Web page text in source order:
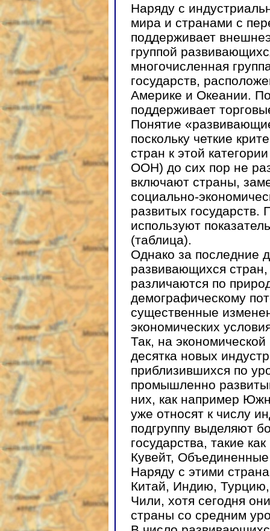
Наряду с
мира и странами с
поддерживает
группой
многочисленная
государств,
Америке и Океании.
поддерживает
Понятие
поскольку четкие
стран к этой
ООН) до сих пор не
включают страны,
социально-
развитых государств.
используют
(таблица).
Однако за последние
развивающихся
различаются по
демографическому
существенные
экономических
Так, на
десятка новых
приблизившихся по
промышленно
них, как например
уже относят к числу
подгруппу выделяют
государства, такие
Кувейт,
Наряду с этими
Китай, Индию,
Чили, хотя сегодня
страны со средним